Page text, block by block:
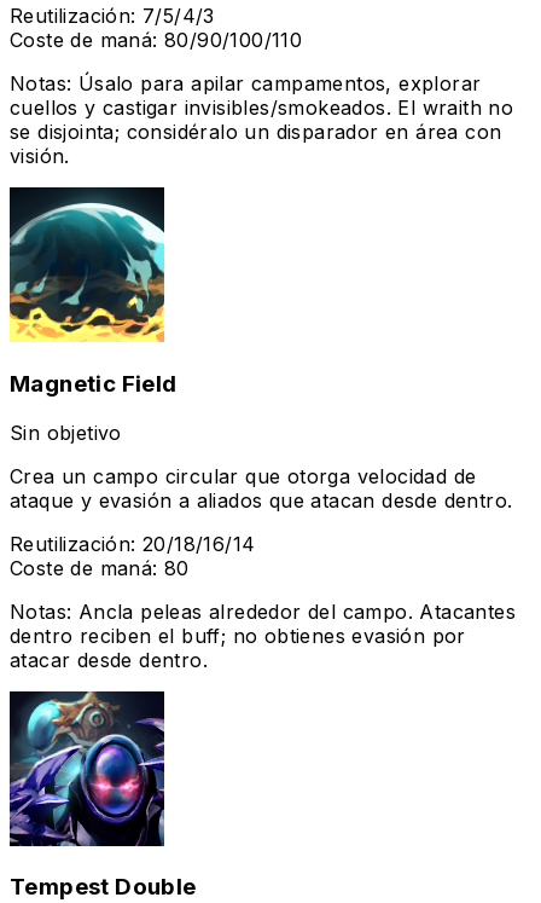
Reutilización: 7/5/4/3
Coste de maná:80/90/100/110
Notas: Úsalo para apilar campamentos, explorar
cuellos y castigar invisibles/smokeados. El wraith no
se disjointa; considéralo un disparador en área con
visión.
Magnetic Field
Sin objetivo
Crea un campo circular que otorga velocidad de
ataque y evasión a aliados que atacan desde dentro.
Reutilización:20/18/16/14
Coste de maná:80
Notas: Ancla peleas alrededor del campo. Atacantes
dentro reciben el buff; no obtienes evasión por
atacar desde dentro.
Tempest Double